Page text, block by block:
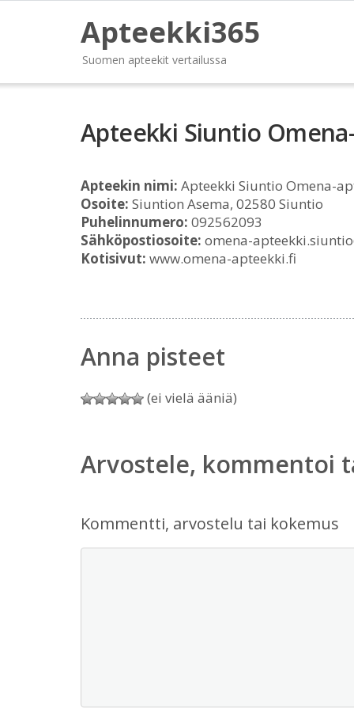
Apteekki365
Suomen apteekit vertailussa
Apteekki Siuntio
Apteekin nimi: Apteekki Siuntio Omena-
Osoite: Siuntion Asema, 02580 Siuntio
Puhelinnumero: 092562093
Sähköpostiosoite: omena-
Kotisivut: www.omena-apteekki.fi
Anna pisteet
(ei vielä ääniä)
Arvostele, kommentoi
Kommentti, arvostelu tai kokemus